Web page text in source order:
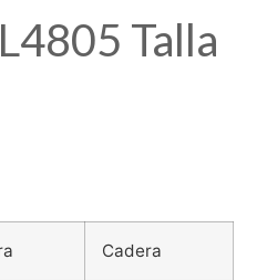
Talla
Cadera